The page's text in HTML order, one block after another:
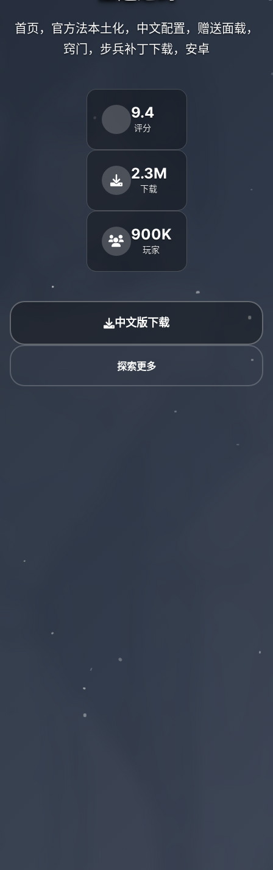
首页，官方法本土化，中文配置，赠送面载，
窍门，步兵补丁下载，安卓
9.4
评分
2.3M
下载
900K
玩家
中文版下载
探索更多